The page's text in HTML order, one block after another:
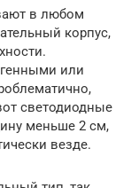
в любом
корпус,
или
светодиодные
меньше 2 см,
везде.